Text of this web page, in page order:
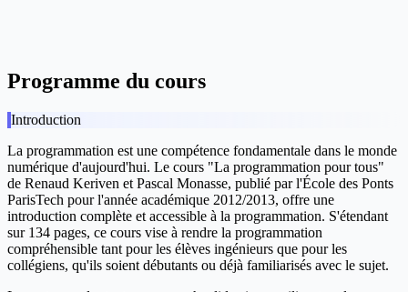
Programme du cours
Introduction
La programmation est une compétence fondamentale dans le monde
numérique d'aujourd'hui. Le cours "La programmation pour tous"
de Renaud Keriven et Pascal Monasse, publié par l'École des Ponts
ParisTech pour l'année académique 2012/2013, offre une
introduction complète et accessible à la programmation. S'étendant
sur 134 pages, ce cours vise à rendre la programmation
compréhensible tant pour les élèves ingénieurs que pour les
collégiens, qu'ils soient débutants ou déjà familiarisés avec le sujet.